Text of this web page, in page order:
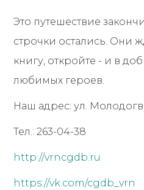
Это путешествие
строчки остались. Они
книгу, откройте - и в
любимых героев.
Наш адрес: ул.
Тел.: 263-
http://vrncgdb.ru
https://vk.com/cgdb_vrn